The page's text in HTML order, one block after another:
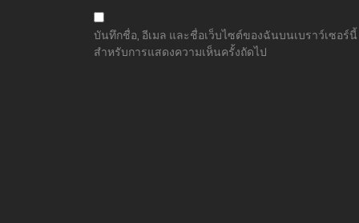
ตอนที่ 102
ตอนที่ 101
บันทึกชื่อ, อีเมล และชื่อเว็บไซต์ของฉันบนเบราว์เซอร์นี้
สำหรับการแสดงความเห็นครั้งถัดไป